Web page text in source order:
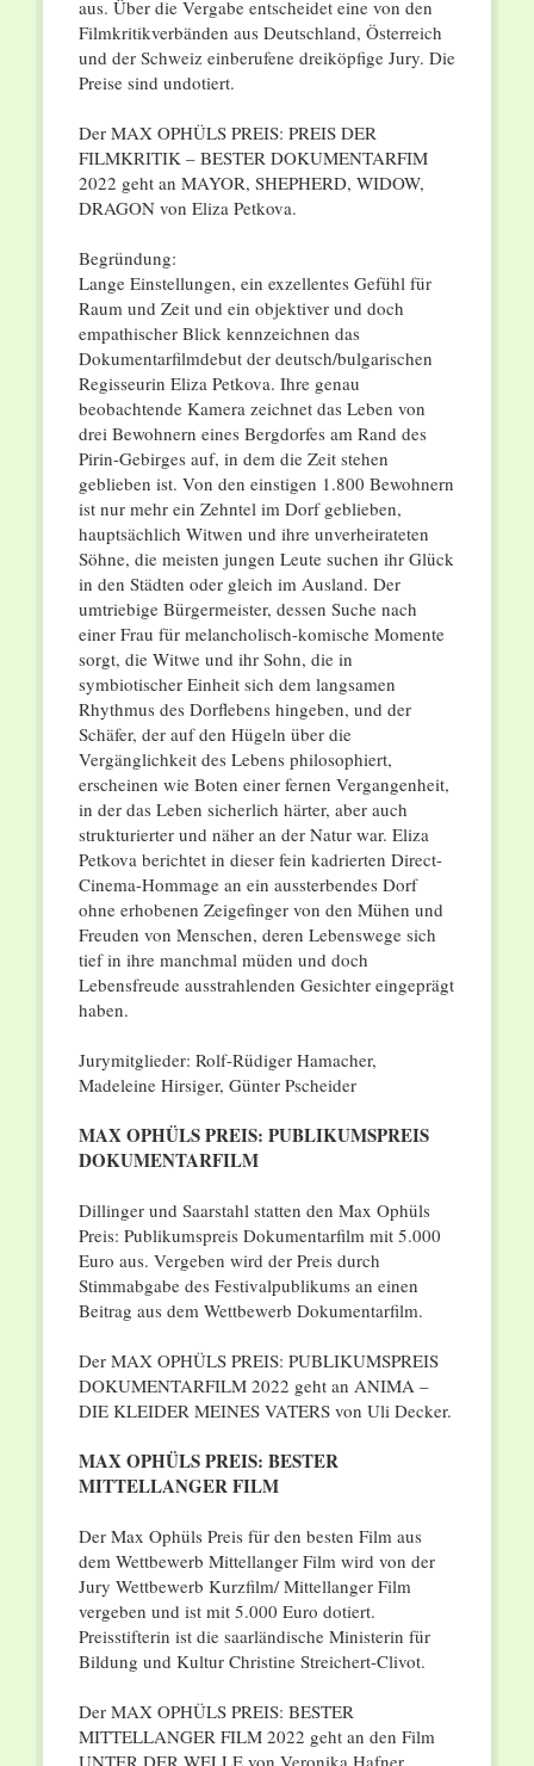
aus. Über die Vergabe entscheidet eine von den
Filmkritikverbänden aus Deutschland, Österreich
und der Schweiz einberufene dreiköpfige Jury. Die
Preise sind undotiert.
Der MAX OPHÜLS PREIS: PREIS DER
FILMKRITIK – BESTER DOKUMENTARFIM
2022 geht an MAYOR, SHEPHERD, WIDOW,
DRAGON von Eliza Petkova.
Begründung:
Lange Einstellungen, ein exzellentes Gefühl für
Raum und Zeit und ein objektiver und doch
empathischer Blick kennzeichnen das
Dokumentarfilmdebut der deutsch/bulgarischen
Regisseurin Eliza Petkova. Ihre genau
beobachtende Kamera zeichnet das Leben von
drei Bewohnern eines Bergdorfes am Rand des
Pirin-Gebirges auf, in dem die Zeit stehen
geblieben ist. Von den einstigen 1.800 Bewohnern
ist nur mehr ein Zehntel im Dorf geblieben,
hauptsächlich Witwen und ihre unverheirateten
Söhne, die meisten jungen Leute suchen ihr Glück
in den Städten oder gleich im Ausland. Der
umtriebige Bürgermeister, dessen Suche nach
einer Frau für melancholisch-komische Momente
sorgt, die Witwe und ihr Sohn, die in
symbiotischer Einheit sich dem langsamen
Rhythmus des Dorflebens hingeben, und der
Schäfer, der auf den Hügeln über die
Vergänglichkeit des Lebens philosophiert,
erscheinen wie Boten einer fernen Vergangenheit,
in der das Leben sicherlich härter, aber auch
strukturierter und näher an der Natur war. Eliza
Petkova berichtet in dieser fein kadrierten Direct-
Cinema-Hommage an ein aussterbendes Dorf
ohne erhobenen Zeigefinger von den Mühen und
Freuden von Menschen, deren Lebenswege sich
tief in ihre manchmal müden und doch
Lebensfreude ausstrahlenden Gesichter eingeprägt
haben.
Jurymitglieder: Rolf-Rüdiger Hamacher,
Madeleine Hirsiger, Günter Pscheider
MAX OPHÜLS PREIS: PUBLIKUMSPREIS
DOKUMENTARFILM
Dillinger und Saarstahl statten den Max Ophüls
Preis: Publikumspreis Dokumentarfilm mit 5.000
Euro aus. Vergeben wird der Preis durch
Stimmabgabe des Festivalpublikums an einen
Beitrag aus dem Wettbewerb Dokumentarfilm.
Der MAX OPHÜLS PREIS: PUBLIKUMSPREIS
DOKUMENTARFILM 2022 geht an ANIMA –
DIE KLEIDER MEINES VATERS von Uli Decker.
MAX OPHÜLS PREIS: BESTER
MITTELLANGER FILM
Der Max Ophüls Preis für den besten Film aus
dem Wettbewerb Mittellanger Film wird von der
Jury Wettbewerb Kurzfilm/ Mittellanger Film
vergeben und ist mit 5.000 Euro dotiert.
Preisstifterin ist die saarländische Ministerin für
Bildung und Kultur Christine Streichert-Clivot.
Der MAX OPHÜLS PREIS: BESTER
MITTELLANGER FILM 2022 geht an den Film